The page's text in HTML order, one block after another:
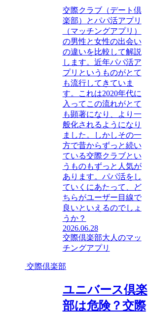
交際クラブ（デート倶
楽部）とパパ活アプリ
（マッチングアプリ）
の男性と女性の出会い
の違いを比較して解説
します。近年パパ活ア
プリというものがとて
も流行してきていま
す。これは2020年代に
入ってこの流れがとて
も顕著になり、より一
般化されるようになり
ました。しかしその一
方で昔からずっと続い
ている交際クラブとい
うものもずっと人気が
あります。パパ活をし
ていくにあたって、ど
ちらがユーザー目線で
良いといえるのでしょ
うか？
2026.06.28
交際倶楽部大人のマッ
チングアプリ
交際倶楽部
ユニバース倶楽
部は危険？交際